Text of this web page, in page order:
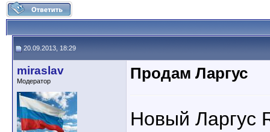
20.09.2013, 18:29
miraslav
Модератор Продам Ларгус
Новый Ларгус